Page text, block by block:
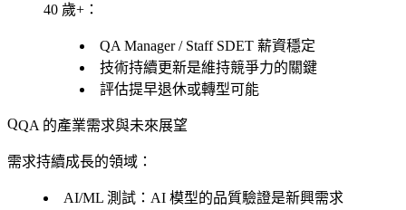
40 歲+ ：
QA Manager / Staff SDET 薪資穩定
技術持續更新是維持競爭力的關鍵
評估提早退休或轉型可能
QA 的產業需求與未來展望
需求持續成長的領域：
AI/ML 測試 ：AI 模型的品質驗證是新興需求